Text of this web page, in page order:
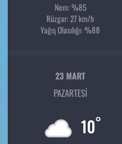
Nem: %85
Rüzgar: 27 km/h
Yağış Olasılığı: %88
23 MART
PAZARTESI
10°